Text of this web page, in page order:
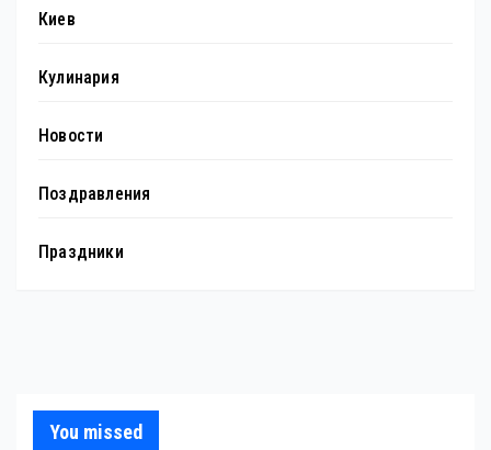
Киев
Кулинария
Новости
Поздравления
Праздники
You missed